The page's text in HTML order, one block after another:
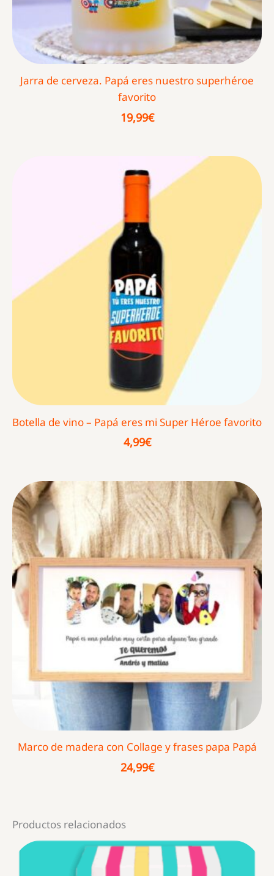
Jarra de cerveza. Papá eres nuestro superhéroe
favorito
19,99€
Botella de vino – Papá eres mi Super Héroe favorito
4,99€
Marco de madera con Collage y frases papa Papá
24,99€
Productos relacionados